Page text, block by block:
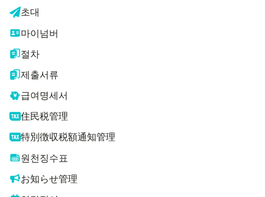
초대
마이넘버
절차
제출서류
급여명세서
住民税管理
特別徴収税額通知管理
원천징수표
お知らせ管理